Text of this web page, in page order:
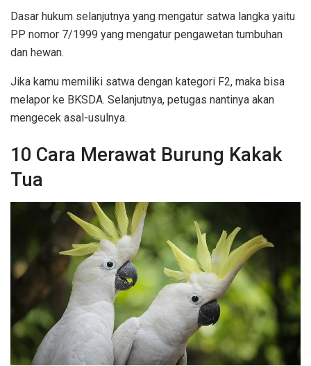
Dasar hukum selanjutnya yang mengatur satwa langka yaitu
PP nomor 7/1999 yang mengatur pengawetan tumbuhan
dan hewan.
Jika kamu memiliki satwa dengan kategori F2, maka bisa
melapor ke BKSDA. Selanjutnya, petugas nantinya akan
mengecek asal-usulnya.
10 Cara Merawat Burung Kakak
Tua